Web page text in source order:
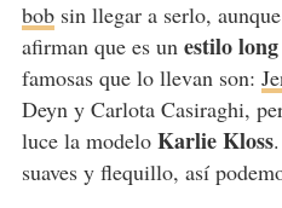
bobsin llegar a serlo,
afirman que es unestilo
famosas que lo llevan son:
Deyn y Carlota Casiraghi,
luce la modeloKarlie Kloss
suaves y flequillo, así